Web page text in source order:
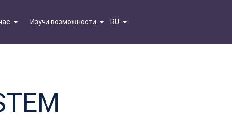
Изучи возможности RU